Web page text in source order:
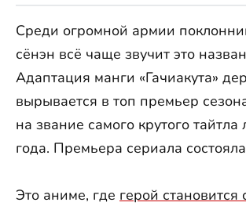
Среди огромной армии
сёнэн всё чаще звучит это
Адаптация манги «Гачиакута»
вырывается в топ премьер
на звание самого крутого тайтла
года. Премьера сериала
Это аниме, где герой